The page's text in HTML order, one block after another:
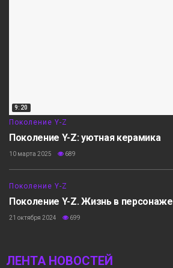
9:20
Поколение Y-Z
Поколение Y-Z: уютная керамика
10 марта 2025 689
12:20
Поколение Y-Z
Поколение Y-Z. Жизнь в персонаже
21 октября 2024 699
ЛЕНТА НОВОСТЕЙ